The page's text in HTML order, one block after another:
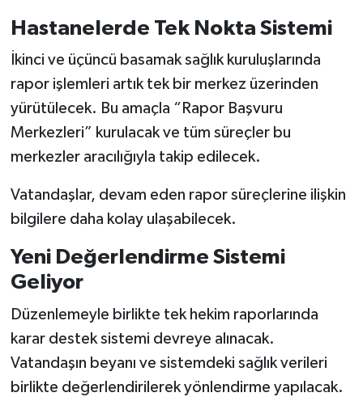
Hastanelerde Tek Nokta Sistemi
İkinci ve üçüncü basamak sağlık kuruluşlarında
rapor işlemleri artık tek bir merkez üzerinden
yürütülecek. Bu amaçla “Rapor Başvuru
Merkezleri” kurulacak ve tüm süreçler bu
merkezler aracılığıyla takip edilecek.
Vatandaşlar, devam eden rapor süreçlerine ilişkin
bilgilere daha kolay ulaşabilecek.
Yeni Değerlendirme Sistemi
Geliyor
Düzenlemeyle birlikte tek hekim raporlarında
karar destek sistemi devreye alınacak.
Vatandaşın beyanı ve sistemdeki sağlık verileri
birlikte değerlendirilerek yönlendirme yapılacak.